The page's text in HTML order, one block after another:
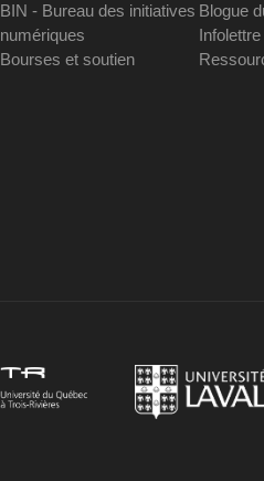
BIN - Bureau des initiatives
numériques
Bourses et soutien
Blogue
Infolettre